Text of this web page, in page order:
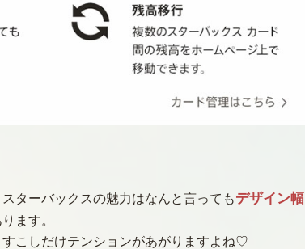
ターバックスの魅力はなんと言ってもデザイン幅
ます。
すこしだけテンションがあがりますよね♡